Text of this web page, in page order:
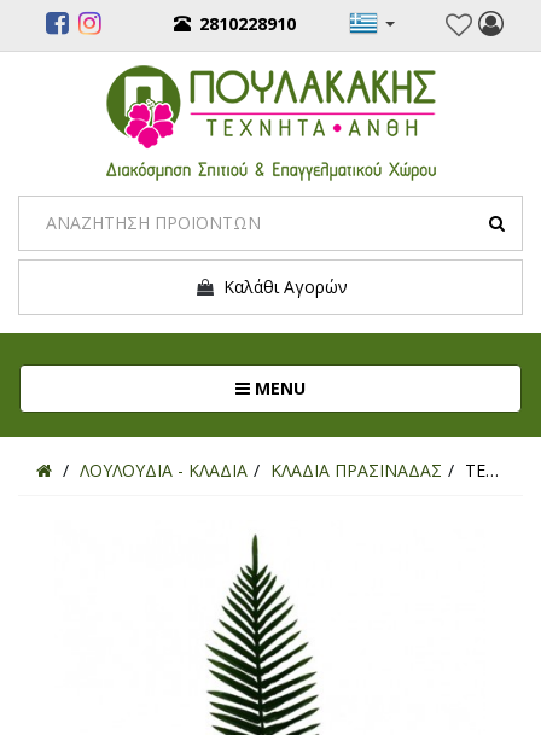
2810228910
Καλάθι Αγορών
MENUToggle navigation
ΛΟΥΛΟΥΔΙΑ - ΚΛΑΔΙΑ ΚΛΑΔΙΑ ΠΡΑΣΙΝΑΔΑΣ ΤΕΧΝΗΤΟ ΚΛΑΔΙ ΑΡΕΚΑ REAL TOUCH 95ΕΚ.